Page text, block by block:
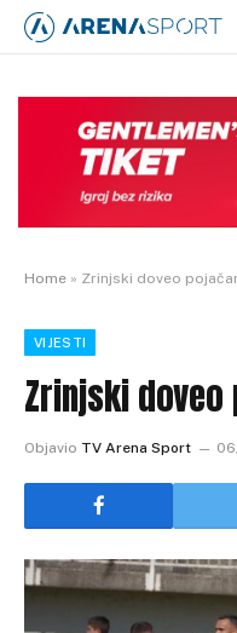
Home » Zrinjski doveo
VIJESTI
Zrinjski doveo
Objavio TV Arena Sport